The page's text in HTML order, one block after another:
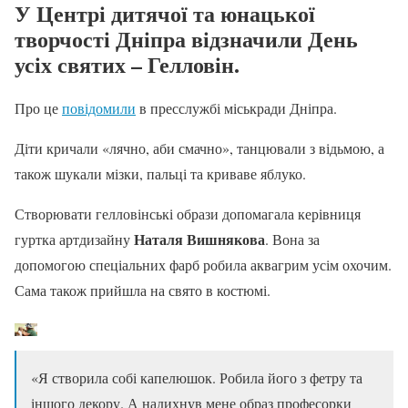
У Центрі дитячої та юнацької
творчості Дніпра відзначили День
усіх святих – Гелловін.
Про цеповідомили в пресслужбі міськради Дніпра.
Діти кричали «лячно, аби смачно», танцювали з відьмою, а
також шукали мізки, пальці та криваве яблуко.
Створювати гелловінські образи допомагала керівниця
гуртка артдизайнуНаталя Вишнякова. Вона за
допомогою спеціальних фарб робила аквагрим усім охочим.
Сама також прийшла на свято в костюмі.
«Я створила собі капелюшок. Робила його з фетру та
іншого декору. А надихнув мене образ професорки